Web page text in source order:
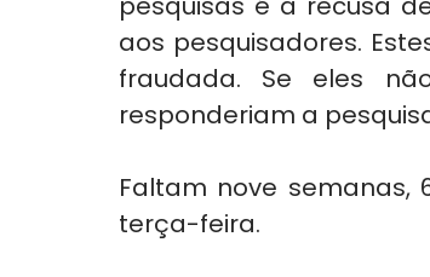
aos pesquisadores.
fraudada. Se eles
responderiam a
Faltam nove semanas,
terça-feira.